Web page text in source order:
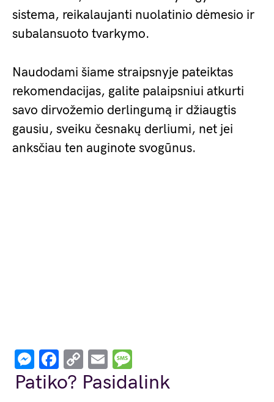
sistema, reikalaujanti nuolatinio dėmesio ir
subalansuoto tvarkymo.
Naudodami šiame straipsnyje pateiktas
rekomendacijas, galite palaipsniui atkurti
savo dirvožemio derlingumą ir džiaugtis
gausiu, sveiku česnakų derliumi, net jei
anksčiau ten auginote svogūnus.
Messenger
Facebook
Copy
Link
Email
Patiko? Pasidalink